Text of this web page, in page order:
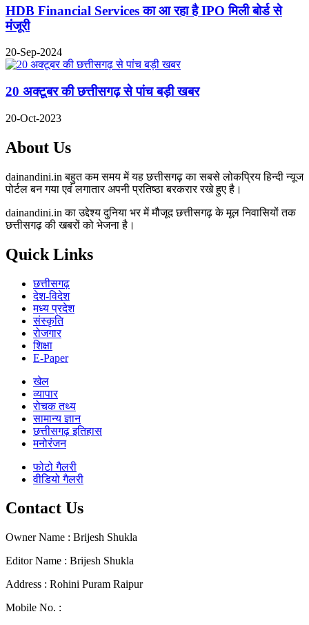
HDB Financial Services का आ रहा है IPO मिली बोर्ड से
मंजूरी
20-Sep-2024
20 अक्टूबर की छत्तीसगढ़ से पांच बड़ी खबर
20-Oct-2023
About Us
dainandini.in बहुत कम समय में यह छत्तीसगढ़ का सबसे लोकप्रिय हिन्दी न्यूज
पोर्टल बन गया एवं लगातार अपनी प्रतिष्ठा बरकरार रखे हुए है।
dainandini.in का उद्देश्य दुनिया भर में मौजूद छत्तीसगढ़ के मूल निवासियों तक
छत्तीसगढ़ की खबरों को भेजना है।
Quick Links
छत्तीसगढ़
देश-विदेश
मध्य प्रदेश
संस्कृति
रोजगार
शिक्षा
E-Paper
खेल
व्यापार
रोचक तथ्य
सामान्य ज्ञान
छत्तीसगढ़ इतिहास
मनोरंजन
फोटो गैलरी
वीडियो गैलरी
Contact Us
Owner Name : Brijesh Shukla
Editor Name : Brijesh Shukla
Address : Rohini Puram Raipur
Mobile No. :